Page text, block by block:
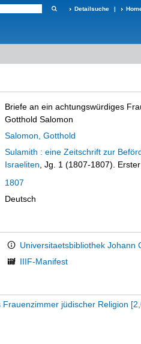
Detailsuche |
Briefe an ein achtungswürdiges
Gotthold Salomon
Salomon, Gotthold
Sulamith : eine Zeitschrift zur
Israeliten , Jg. 1 (1807-1807).
1807
Deutsch
Universitaetsbibliothek Johann
IIIF-Manifest
jüdischer Religion [